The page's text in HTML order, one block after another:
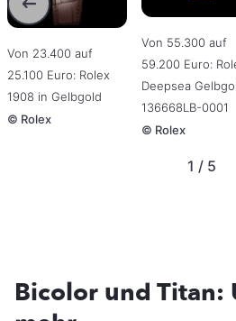
Von 23.400 auf
25.100 Euro: Rolex
1908 in Gelbgold
© Rolex
Von 55.300 auf
59.200 Euro:
Deepsea
136668LB-0001
© Rolex
1 / 5
Bicolor und Titan: